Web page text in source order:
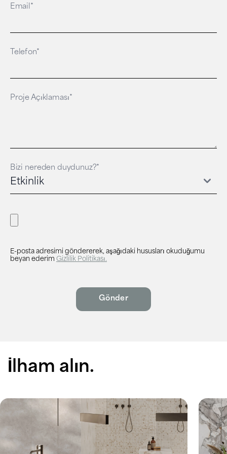
Email*
Telefon*
Proje Açıklaması*
Bizi nereden duydunuz?*
E-posta adresimi göndererek, aşağıdaki hususları okuduğumu
beyan ederim Gizlilik Politikası.
İlham alın.